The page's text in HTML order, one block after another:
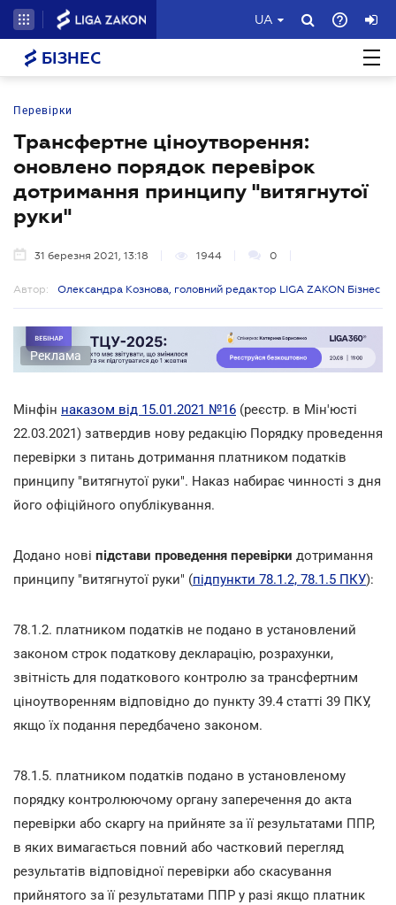
UA
БІЗНЕС
Перевірки
Трансфертне ціноутворення:
оновлено порядок перевірок
дотримання принципу "витягнутої
руки"
31 березня 2021, 13:18 1944 0
Автор: Олександра Кознова, головний редактор LIGA ZAKON Бізнес
Реклама
Мінфін наказом від 15.01.2021 №16 (реєстр. в Мін'юсті
22.03.2021) затвердив нову редакцію Порядку проведення
перевірки з питань дотримання платником податків
принципу "витягнутої руки". Наказ набирає чинності з дня
його офіційного опублікування.
Додано нові підстави проведення перевірки дотримання
принципу "витягнутої руки" (підпункти 78.1.2, 78.1.5 ПКУ):
78.1.2. платником податків не подано в установлений
законом строк податкову декларацію, розрахунки,
звітність для податкового контролю за трансфертним
ціноутворенням відповідно до пункту 39.4 статті 39 ПКУ,
якщо їх подання передбачено законом.
78.1.5. платником податків подано в установленому
порядку контролюючому органу заперечення до акта
перевірки або скаргу на прийняте за її результатами ППР,
в яких вимагається повний або частковий перегляд
результатів відповідної перевірки або скасування
прийнятого за її результатами ППР у разі якщо платник